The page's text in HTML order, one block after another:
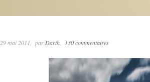
29 mai 2011 par Darth 130 commentaires